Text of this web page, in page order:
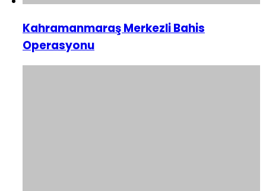
Kahramanmaraş Merkezli Bahis
Operasyonu